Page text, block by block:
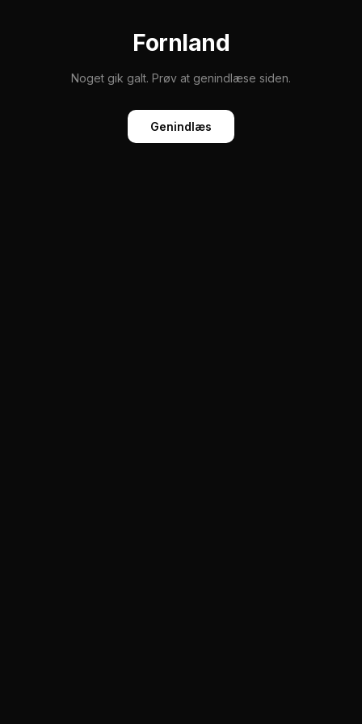
Fornland
Noget gik galt. Prøv at genindlæse siden.
Genindlæs